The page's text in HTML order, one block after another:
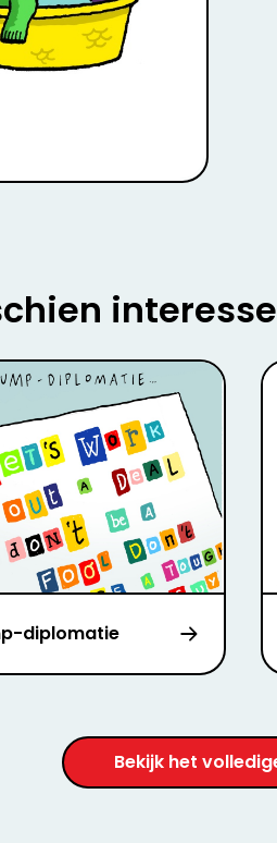
diplomatie
Bekijk het